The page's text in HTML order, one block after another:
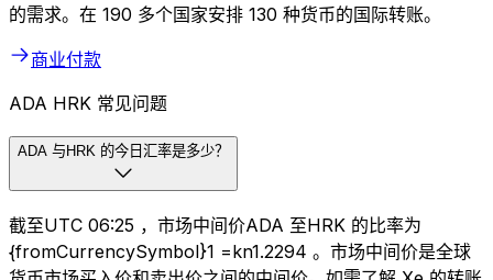
的需求。在 190 多个国家安排 130 种货币的国际转账。
商业付款
ADA HRK 常见问题
ADA 与HRK 的今日汇率是多少？
截至UTC 06:25 ，市场中间价ADA 至HRK 的比率为
{fromCurrencySymbol}1 =kn1.2294 。市场中间价是全球